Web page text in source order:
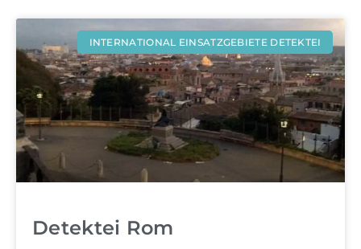
INTERNATIONAL EINSATZGEBIETE DETEKTEI
Detektei Rom